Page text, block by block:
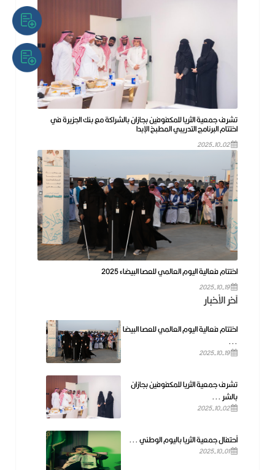
تشرف جمعية الثريا للمكفوفين بجازان بالشراكة مع بنك الجزيرة في
اختتام البرنامج التدريبي المطبخ الإبدا
2025-10-02
اختتام فعالية اليوم العالمي للعصا البيضاء 2025
2025-10-19
آخر الأخبار
اختتام فعالية اليوم العالمي للعصا البيضا
...
2025-10-19
تشرف جمعية الثريا للمكفوفين بجازان
بالشر ...
2025-10-02
أحتفال جمعية الثريا باليوم الوطني ...
2025-10-01